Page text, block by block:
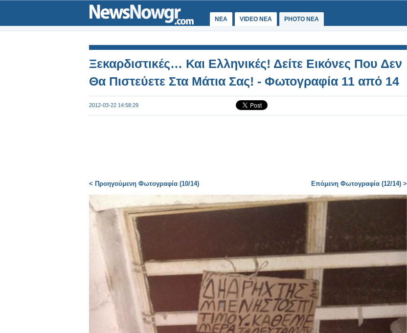
ΝΕΑ VIDEO NEA PHOTO NEA
Ξεκαρδιστικές… Και Ελληνικές! Δείτε Εικόνες Που Δεν
Θα Πιστεύετε Στα Μάτια Σας! - Φωτογραφία 11 από 14
2012-03-22 14:58:29
< Προηγούμενη Φωτογραφία (10/14) Επόμενη Φωτογραφία (12/14) >